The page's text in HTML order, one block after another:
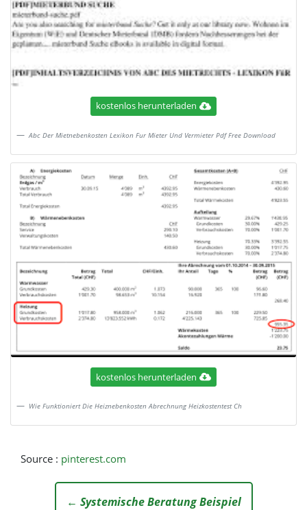
kostenlos herunterladen
Abc Der Mietnebenkosten Lexikon Fur Mieter Und Vermieter Pdf Free Download
kostenlos herunterladen
Wie Funktioniert Die Heiznebenkosten Abrechnung Heizkostentest Ch
Source : pinterest.com
← Systemische Beratung Beispiel